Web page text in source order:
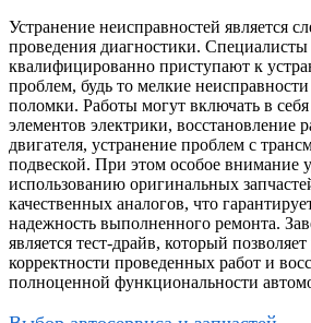
Устранение неисправностей является
проведения диагностики.
квалифицированно приступают к
проблем, будь то мелкие
поломки. Работы могут включать в
элементов электрики, восстановление
двигателя, устранение проблем с
подвеской. При этом особое внимание
использованию оригинальных
качественных аналогов, что
надежность выполненного ремонта.
является тест-драйв, который позволяет
корректности проведенных работ и
полноценной функциональности